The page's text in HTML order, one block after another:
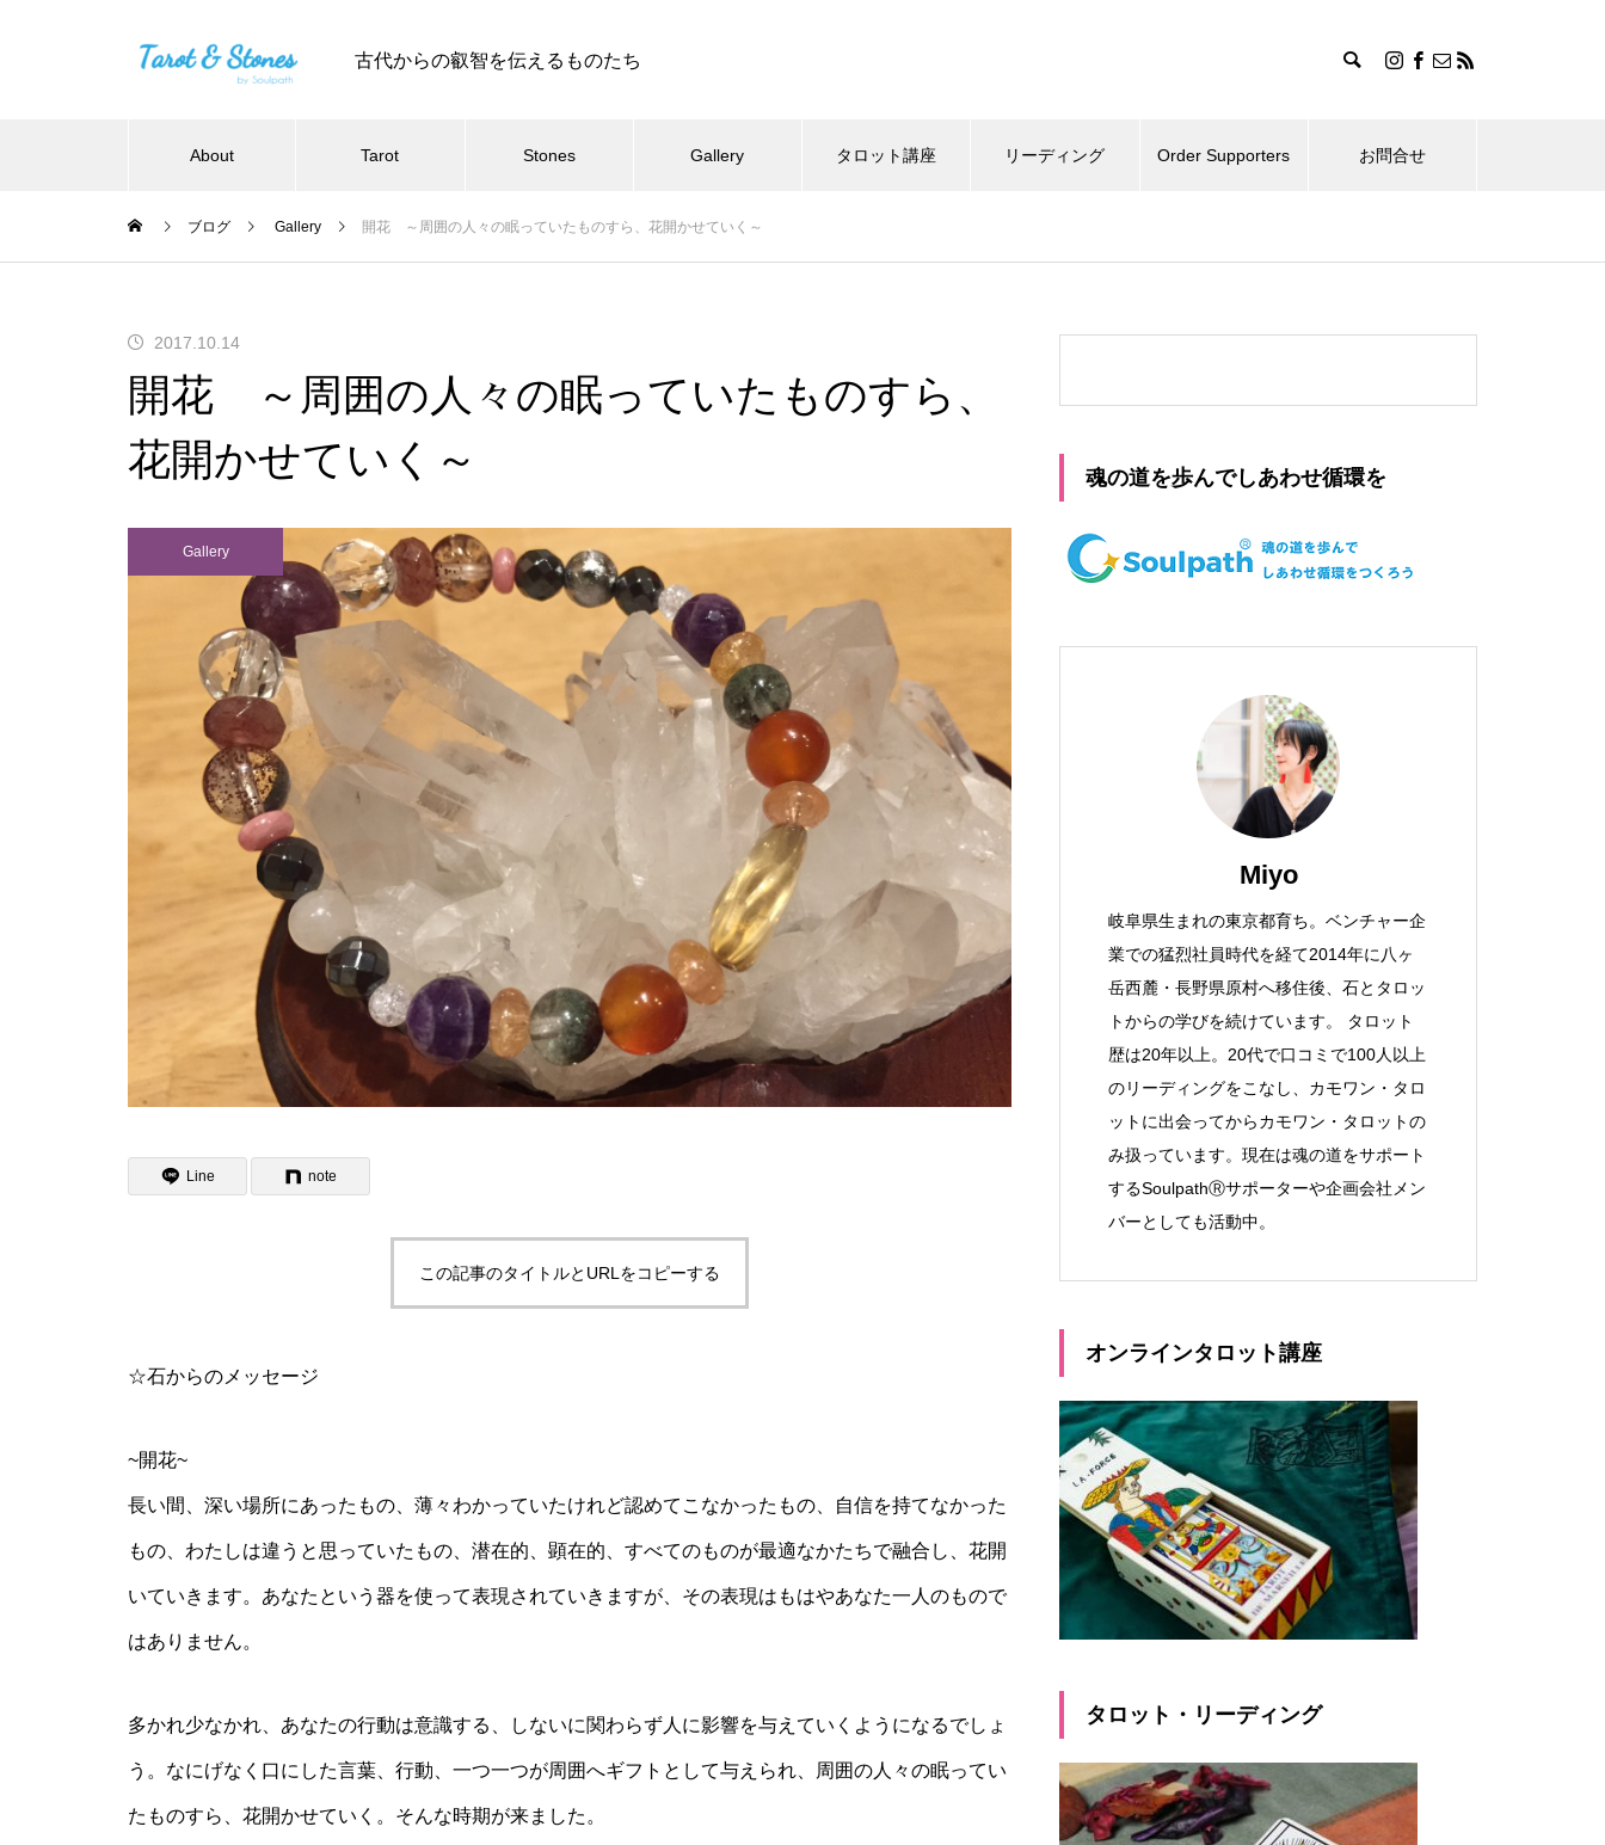
古代からの叡智を伝えるものたち
About Tarot Stones Gallery タロット講座 リーディング Order Supporters お問合せ
ブログ Gallery 開花 ～周囲の人々の眠っていたものすら、花開かせていく～
2017.10.14
開花 ～周囲の人々の眠っていたものすら、
花開かせていく～
Gallery
Line note
この記事のタイトルとURLをコピーする
☆石からのメッセージ
~開花~
長い間、深い場所にあったもの、薄々わかっていたけれど認めてこなかったもの、自信を持てなかった
もの、わたしは違うと思っていたもの、潜在的、顕在的、すべてのものが最適なかたちで融合し、花開
いていきます。あなたという器を使って表現されていきますが、その表現はもはやあなた一人のもので
はありません。
多かれ少なかれ、あなたの行動は意識する、しないに関わらず人に影響を与えていくようになるでしょ
う。なにげなく口にした言葉、行動、一つ一つが周囲へギフトとして与えられ、周囲の人々の眠ってい
たものすら、花開かせていく。そんな時期が来ました。
魂の道を歩んでしあわせ循環を
Miyo
岐阜県生まれの東京都育ち。ベンチャー企
業での猛烈社員時代を経て2014年に八ヶ
岳西麓・長野県原村へ移住後、石とタロッ
トからの学びを続けています。 タロット
歴は20年以上。20代で口コミで100人以上
のリーディングをこなし、カモワン・タロ
ットに出会ってからカモワン・タロットの
み扱っています。現在は魂の道をサポート
するSoulpathⓇサポーターや企画会社メン
バーとしても活動中。
オンラインタロット講座
タロット・リーディング